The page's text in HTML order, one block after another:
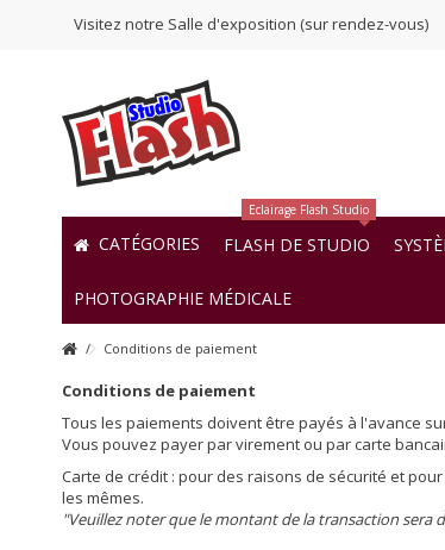
Visitez notre Salle d'exposition (sur rendez-vous)
CATÉGORIES FLASH DE STUDIO
Eclairage Flash Studio
PHOTOGRAPHIE MÉDICALE
Conditions de paiement
Conditions de paiement
Tous les paiements doivent être payés à l'avance
Vous pouvez payer par virement ou par carte
Carte de crédit : pour des raisons de sécurité et
les mêmes.
"Veuillez noter que le montant de la transaction